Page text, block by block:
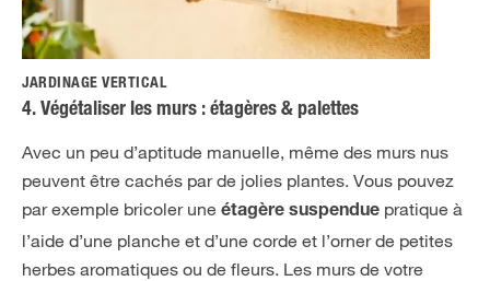
JARDINAGE VERTICAL
4. Végétaliser les murs : étagères & palettes
Avec un peu d’aptitude manuelle, même des murs nus
peuvent être cachés par de jolies plantes. Vous pouvez
par exemple bricoler une étagère suspendue pratique à
l’aide d’une planche et d’une corde et l’orner de petites
herbes aromatiques ou de fleurs. Les murs de votre